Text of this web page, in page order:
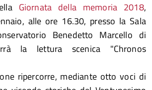
Giornata della memoria 2018,
alle ore 16.30, presso la Sala
Benedetto Marcello di
la lettura scenica "Chronos
ripercorre, mediante otto voci di